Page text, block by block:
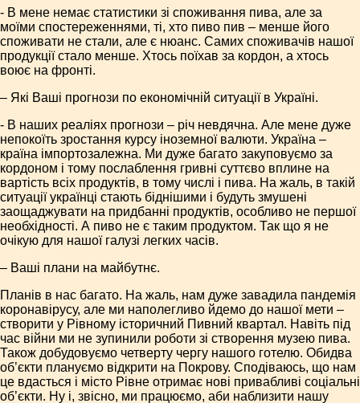
- В мене немає статистики зі споживання пива, але за
моїми спостереженнями, ті, хто пиво пив – менше його
споживати не стали, але є нюанс. Самих споживачів нашої
продукції стало менше. Хтось поїхав за кордон, а хтось
воює на фронті.
– Які Ваші прогнози по економічній ситуації в Україні.
- В наших реаліях прогнози – річ невдячна. Але мене дуже
непокоїть зростання курсу іноземної валюти. Україна –
країна імпортозалежна. Ми дуже багато закуповуємо за
кордоном і тому послаблення гривні суттєво вплине на
вартість всіх продуктів, в тому числі і пива. На жаль, в такій
ситуації українці стають біднішими і будуть змушені
заощаджувати на придбанні продуктів, особливо не першої
необхідності. А пиво не є таким продуктом. Так що я не
очікую для нашої галузі легких часів.
– Ваші плани на майбутнє.
Планів в нас багато. На жаль, нам дуже завадила пандемія
коронавірусу, але ми наполегливо йдемо до нашої мети –
створити у Рівному історичний Пивний квартал. Навіть під
час війни ми не зупинили роботи зі створення музею пива.
Також добудовуємо четверту чергу нашого готелю. Обидва
об’єкти плануємо відкрити на Покрову. Сподіваюсь, що нам
це вдасться і місто Рівне отримає нові привабливі соціальні
об’єкти. Ну і, звісно, ми працюємо, аби наблизити нашу